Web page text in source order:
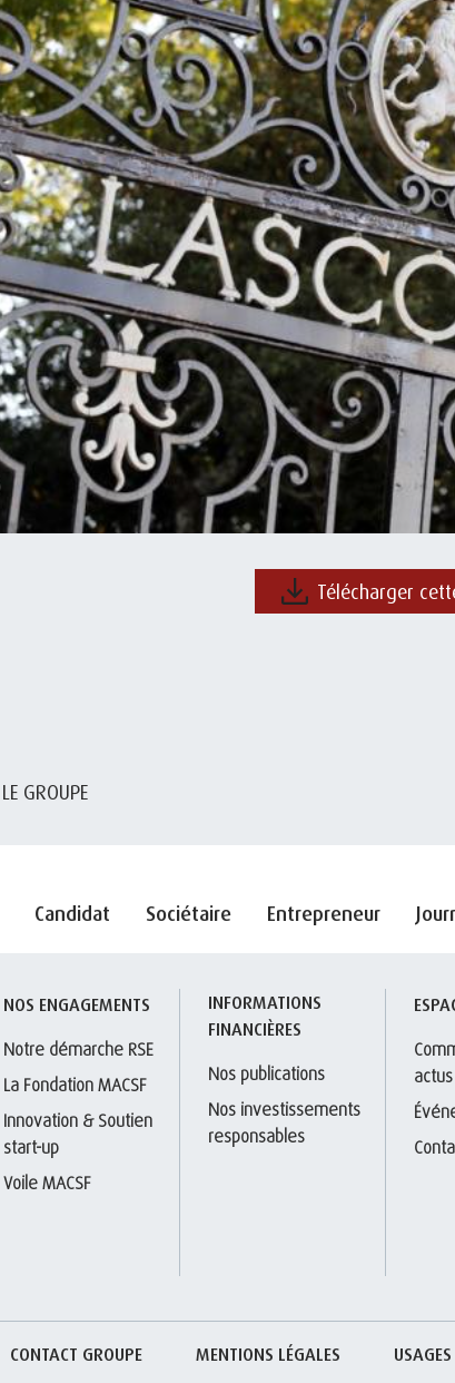
Télécharger
LE GROUPE
Candidat Sociétaire Entrepreneur
NOS ENGAGEMENTS
Notre démarche RSE
La Fondation MACSF
Innovation & Soutien
start-up
Voile MACSF
INFORMATIONS
FINANCIÈRES
Nos publications
Nos investissements
responsables
actus
CONTACT GROUPE MENTIONS LÉGALES